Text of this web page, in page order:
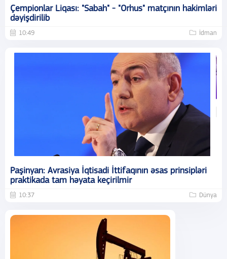
Çempionlar Liqası: "Sabah" - "Orhus" matçının hakimləri
dəyişdirilib
10:49 İdman
Paşinyan: Avrasiya İqtisadi İttifaqının əsas prinsipləri
praktikada tam həyata keçirilmir
10:37 Dünya